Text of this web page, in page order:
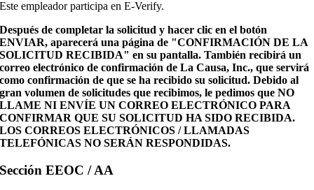
Este empleador participa en E-Verify.
Después de completar la solicitud y hacer clic en el botón
ENVIAR, aparecerá una página de "CONFIRMACIÓN DE LA
SOLICITUD RECIBIDA" en su pantalla. También recibirá un
correo electrónico de confirmación de La Causa, Inc., que servirá
como confirmación de que se ha recibido su solicitud. Debido al
gran volumen de solicitudes que recibimos, le pedimos que NO
LLAME NI ENVÍE UN CORREO ELECTRÓNICO PARA
CONFIRMAR QUE SU SOLICITUD HA SIDO RECIBIDA.
LOS CORREOS ELECTRÓNICOS / LLAMADAS
TELEFÓNICAS NO SERÁN RESPONDIDAS.
Sección EEOC / AA